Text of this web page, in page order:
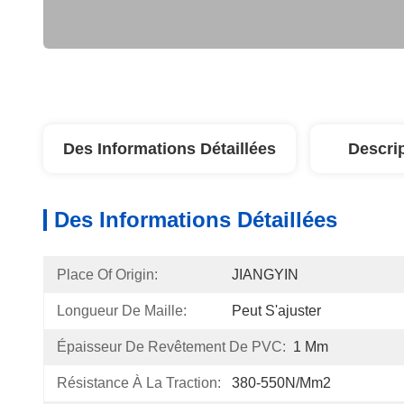
Des Informations Détaillées
Des Informations Détaillées
Place Of Origin: JIANGYIN
Longueur De Maille: Peut S'ajuster
Épaisseur De Revêtement De PVC: 1 Mm
Résistance À La Traction: 380-550N/mm2